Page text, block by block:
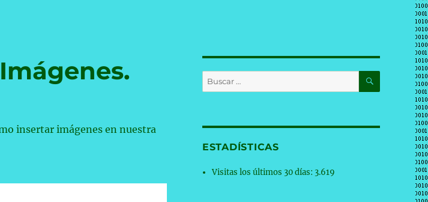
insertar imágenes en nuestra
Buscar
por:
BUSCAR
ESTADÍSTICAS
Visitas los últimos 30 días: 3.619